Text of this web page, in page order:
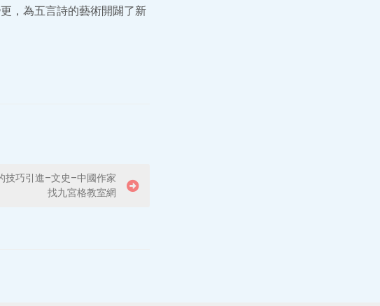
，為五言詩的藝術開闢了新
技巧引進–文史–中國作家
找九宮格教室網